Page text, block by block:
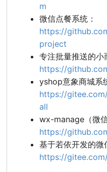
m
微信点餐系统：
https://
project
专注批量推送的小
https://
yshop意象商城系
https://
all
wx-manage（微
https://
基于若依开发的微
https://